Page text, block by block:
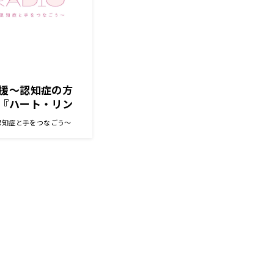
〜認知症の方
ハート・リン
をつなごう〜
症と手をつなごう～